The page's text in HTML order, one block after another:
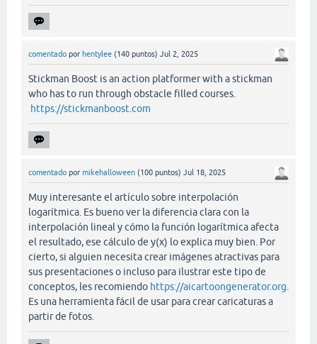
comentado por hentylee (140 puntos) Jul 2, 2025
Stickman Boost is an action platformer with a stickman
who has to run through obstacle filled courses.
https://stickmanboost.com
comentado por mikehalloween (100 puntos) Jul 18, 2025
Muy interesante el artículo sobre interpolación
logarítmica. Es bueno ver la diferencia clara con la
interpolación lineal y cómo la función logarítmica afecta
el resultado, ese cálculo de y(x) lo explica muy bien. Por
cierto, si alguien necesita crear imágenes atractivas para
sus presentaciones o incluso para ilustrar este tipo de
conceptos, les recomiendo https://aicartoongenerator.org
Es una herramienta fácil de usar para crear caricaturas a
partir de fotos.